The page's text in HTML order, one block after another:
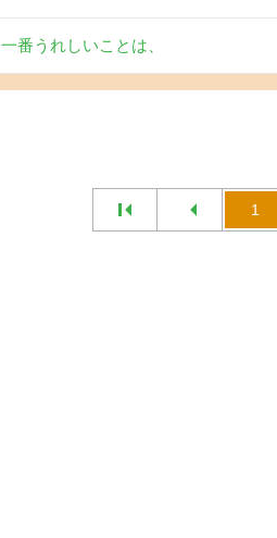
一番うれしいことは、
1